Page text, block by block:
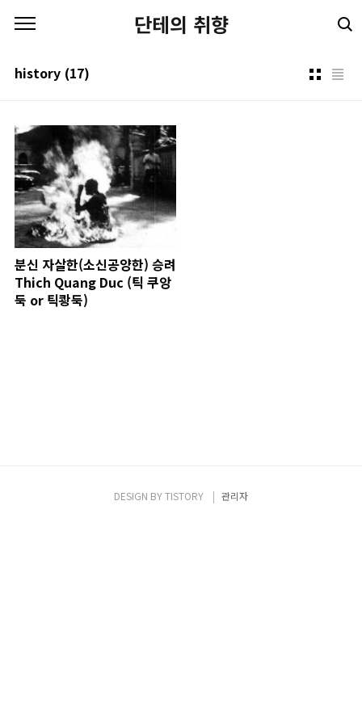
단테의 취향
history (17)
분신 자살한(소신공양한) 승려
Thich Quang Duc (틱 쿠앙
둑 or 틱쾅둑)
DESIGN BYTISTORY 관리자